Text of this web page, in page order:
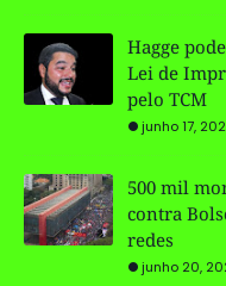
Hagge
Lei de
pelo TCM
junho 17,
500 mil
contra
redes
junho 20,